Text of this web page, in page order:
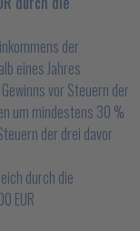
der
eines Jahres
vor Steuern der
um mindestens 30 %
der drei davor
durch die
EUR